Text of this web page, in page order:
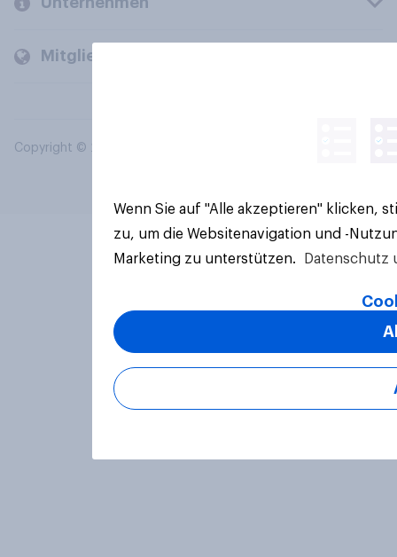
Mitglieder und Kunden
Copyright © 2026 YouGov PLC. Alle Rechte vorbehalten.
Wenn Sie auf "Alle akzeptieren" klicken,
zu, um die Websitenavigation und -
Marketing zu unterstützen.
Datenschutz